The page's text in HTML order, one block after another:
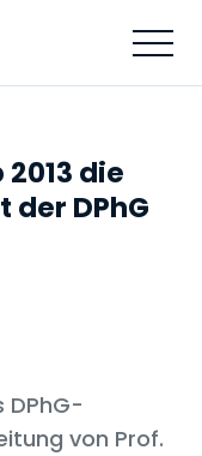
die
DPhG
DPhG-
von Prof.